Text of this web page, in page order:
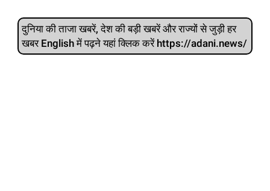
दुनिया की ताजा खबरें, देश की बड़ी खबरें और राज्‍यों से जुड़ी हर
खबर English में पढ़ने यहां क्लिक करें https://adani.news/